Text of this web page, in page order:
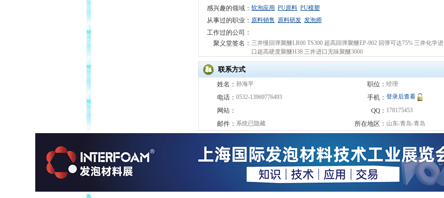
感兴趣的领域： 软泡应用 PU原料 PU模塑
从事过的职业： 原料销售 原料研发 发泡师
工作过的公司：
聚义堂签名： 三井慢回弹聚醚LR00 TS300 超高回弹聚醚EP-902 回弹可达75% 三井化学进
口超高硬度聚醚H38 三井进口无味聚醚3000
联系方式
姓名： 孙海平 职位： 经理
电话： 0532-13969776493 手机： 登录后查看
网站： QQ： 178175453
邮件： 系统已隐藏 所在地区： 山东-青岛-青岛